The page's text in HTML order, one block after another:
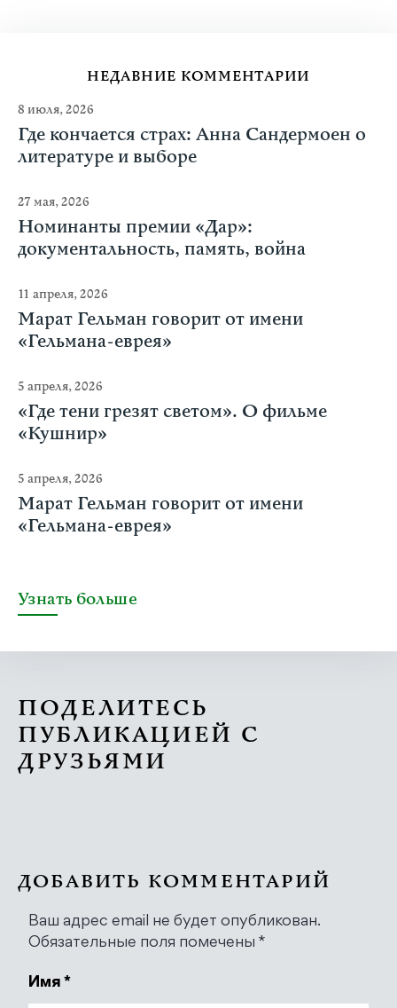
НЕДАВНИЕ КОММЕНТАРИИ
8 июля, 2026
Где кончается страх: Анна Сандермоен о
литературе и выборе
27 мая, 2026
Номинанты премии «Дар»:
документальность, память, война
11 апреля, 2026
Марат Гельман говорит от имени
«Гельмана-еврея»
5 апреля, 2026
«Где тени грезят светом». О фильме
«Кушнир»
5 апреля, 2026
Марат Гельман говорит от имени
«Гельмана-еврея»
Узнать больше
ПОДЕЛИТЕСЬ
ПУБЛИКАЦИЕЙ С
ДРУЗЬЯМИ
ДОБАВИТЬ КОММЕНТАРИЙ
Ваш адрес email не будет опубликован.
Обязательные поля помечены *
Имя *